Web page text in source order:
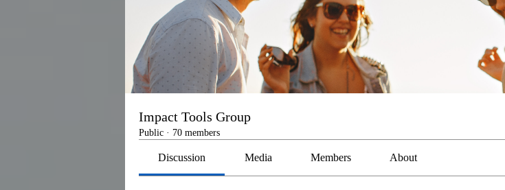
Impact Tools Group
Public · 70 members
Discussion Media Members About